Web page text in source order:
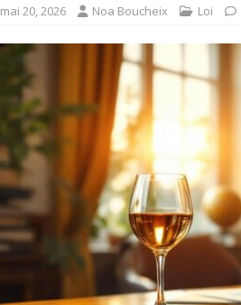
mai 20, 2026 Noa Boucheix Loi